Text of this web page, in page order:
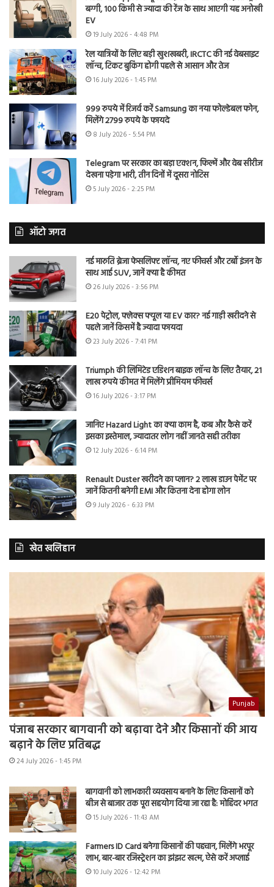
बग्गी, 100 किमी से ज्यादा की रेंज के साथ आएगी यह अनोखी
EV
19 July 2026 - 4:48 PM
रेल यात्रियों के लिए बड़ी खुशखबरी, IRCTC की नई वेबसाइट
लॉन्च, टिकट बुकिंग होगी पहले से आसान और तेज
16 July 2026 - 1:45 PM
999 रुपये में रिजर्व करें Samsung का नया फोल्डेबल फोन,
मिलेंगे 2799 रुपये के फायदे
8 July 2026 - 5:54 PM
Telegram पर सरकार का बड़ा एक्शन, फिल्में और वेब सीरीज
देखना पड़ेगा भारी, तीन दिनों में दूसरा नोटिस
5 July 2026 - 2:25 PM
ऑटो जगत
नई मारुति ब्रेजा फेसलिफ्ट लॉन्च, नए फीचर्स और टर्बो इंजन के
साथ आई SUV, जानें क्या है कीमत
26 July 2026 - 3:56 PM
E20 पेट्रोल, फ्लेक्स फ्यूल या EV कार? नई गाड़ी खरीदने से
पहले जानें किसमें है ज्यादा फायदा
23 July 2026 - 7:41 PM
Triumph की लिमिटेड एडिशन बाइक लॉन्च के लिए तैयार, 21
लाख रुपये कीमत में मिलेंगे प्रीमियम फीचर्स
16 July 2026 - 3:17 PM
जानिए Hazard Light का क्या काम है, कब और कैसे करें
इसका इस्तेमाल, ज्यादातर लोग नहीं जानते सही तरीका
12 July 2026 - 6:14 PM
Renault Duster खरीदने का प्लान? 2 लाख डाउन पेमेंट पर
जानें कितनी बनेगी EMI और कितना देना होगा लोन
9 July 2026 - 6:33 PM
खेत खलिहान
Punjab
पंजाब सरकार बागवानी को बढ़ावा देने और किसानों की आय
बढ़ाने के लिए प्रतिबद्ध
24 July 2026 - 1:45 PM
बागवानी को लाभकारी व्यवसाय बनाने के लिए किसानों को
बीज से बाजार तक पूरा सहयोग दिया जा रहा है: मोहिंदर भगत
15 July 2026 - 11:43 AM
Farmers ID Card बनेगा किसानों की पहचान, मिलेंगे भरपूर
लाभ, बार-बार रजिस्ट्रेशन का झंझट खत्म, ऐसे करें अप्लाई
10 July 2026 - 12:42 PM